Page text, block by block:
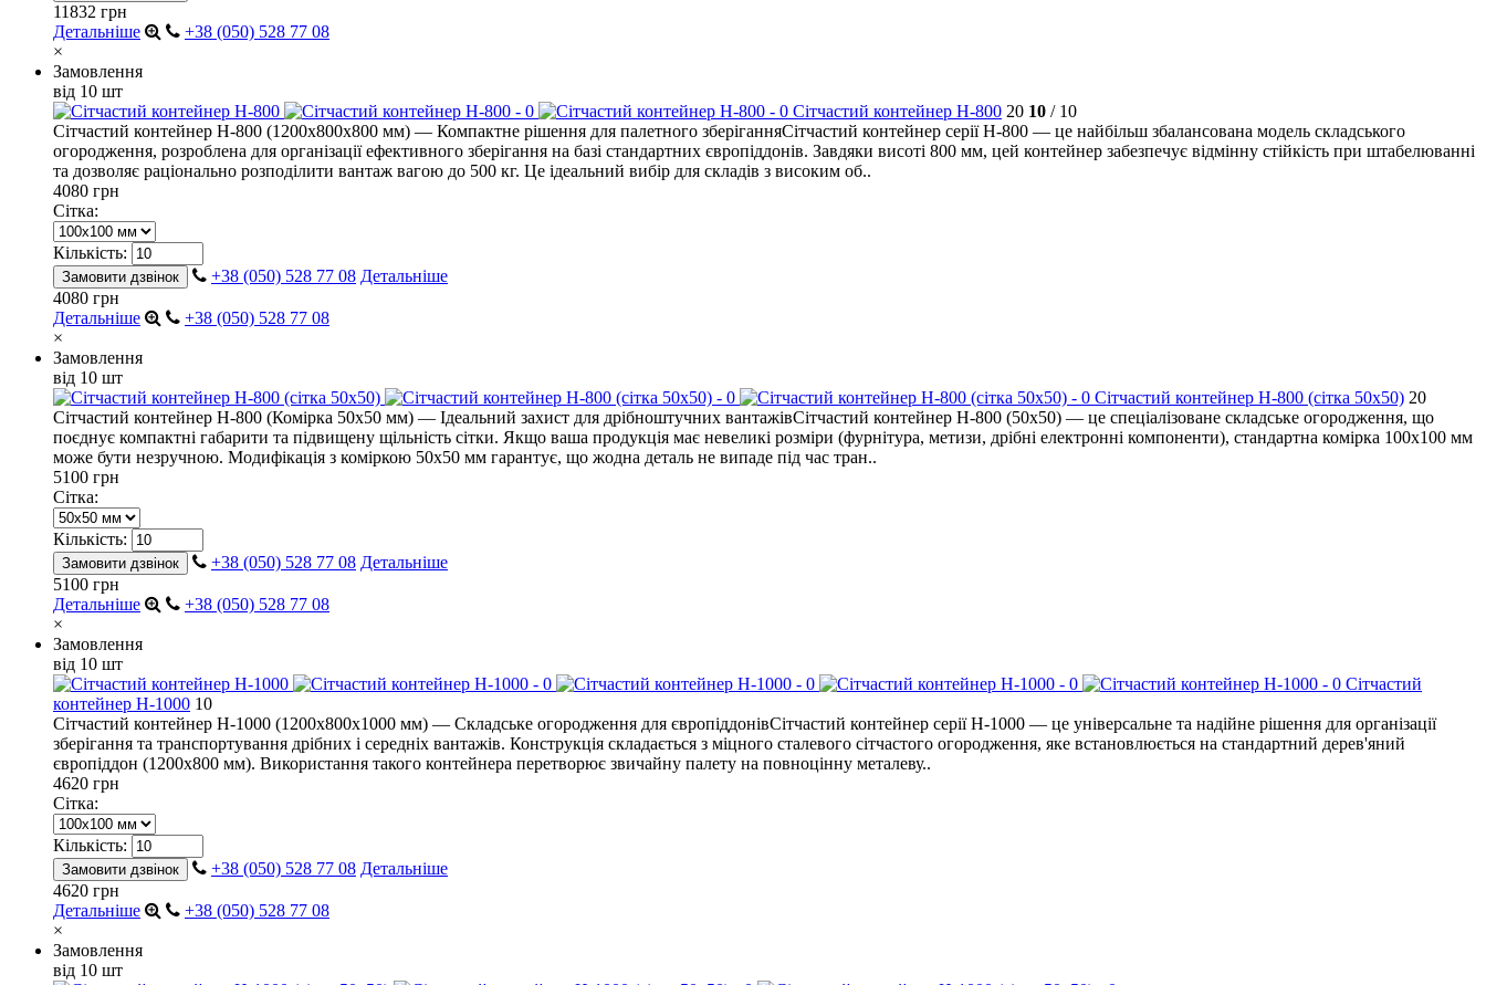
11832 грн
Детальніше
+38 (050) 528 77 08
×
Замовлення
від 10 шт
Сітчастий контейнер H-800 20 10 / 10
Сітчастий контейнер H-800 (1200х800х800 мм) — Компактне рішення для палетного зберіганняСітчастий контейнер серії H-800 — це найбільш збалансована модель складського
огородження, розроблена для організації ефективного зберігання на базі стандартних європіддонів. Завдяки висоті 800 мм, цей контейнер забезпечує відмінну стійкість при штабелюванні
та дозволяє раціонально розподілити вантаж вагою до 500 кг. Це ідеальний вибір для складів з високим об..
4080 грн
Сітка:
Кількість:
Замовити дзвінок +38 (050) 528 77 08 Детальніше
4080 грн
Детальніше
+38 (050) 528 77 08
×
Замовлення
від 10 шт
Сітчастий контейнер H-800 (сітка 50x50) 20
Сітчастий контейнер H-800 (Комірка 50х50 мм) — Ідеальний захист для дрібноштучних вантажівСітчастий контейнер H-800 (50х50) — це спеціалізоване складське огородження, що
поєднує компактні габарити та підвищену щільність сітки. Якщо ваша продукція має невеликі розміри (фурнітура, метизи, дрібні електронні компоненти), стандартна комірка 100х100 мм
може бути незручною. Модифікація з коміркою 50х50 мм гарантує, що жодна деталь не випаде під час тран..
5100 грн
Сітка:
Кількість:
Замовити дзвінок +38 (050) 528 77 08 Детальніше
5100 грн
Детальніше
+38 (050) 528 77 08
×
Замовлення
від 10 шт
Сітчастий
контейнер H-1000 10
Сітчастий контейнер H-1000 (1200х800х1000 мм) — Складське огородження для європіддонівСітчастий контейнер серії H-1000 — це універсальне та надійне рішення для організації
зберігання та транспортування дрібних і середніх вантажів. Конструкція складається з міцного сталевого сітчастого огородження, яке встановлюється на стандартний дерев'яний
європіддон (1200х800 мм). Використання такого контейнера перетворює звичайну палету на повноцінну металеву..
4620 грн
Сітка:
Кількість:
Замовити дзвінок +38 (050) 528 77 08 Детальніше
4620 грн
Детальніше
+38 (050) 528 77 08
×
Замовлення
від 10 шт